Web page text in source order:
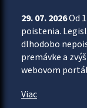
29. 07. 2026Od
poistenia.
dlhodobo
premávke a
webovom
Viac